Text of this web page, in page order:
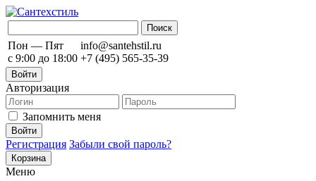
Пон — Пят
с 9:00 до 18:00
info@santehstil.ru
+7 (495) 565-35-39
Войти
Авторизация
Запомнить меня
Регистрация Забыли свой пароль?
Корзина
Меню